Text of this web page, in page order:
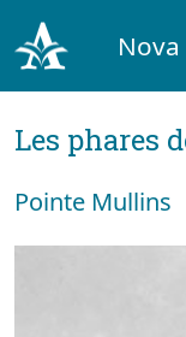
Les phares
Pointe Mullins